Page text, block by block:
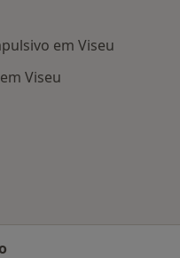
em Viseu
Viseu